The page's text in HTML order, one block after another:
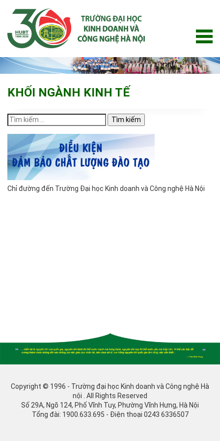
content
KHỐI NGÀNH KINH TẾ
Tìm
kiếm
cho:
Chỉ đường đến Trường Đại học Kinh doanh và Công nghệ Hà Nội
Copyright © 1996 - Trường đại học Kinh doanh và Công nghệ Hà
nội . All Rights Reserved
Số 29A, Ngõ 124, Phố Vĩnh Tuy, Phường Vĩnh Hưng, Hà Nội
Tổng đài: 1900.633.695 - Điện thoại 0243 6336507